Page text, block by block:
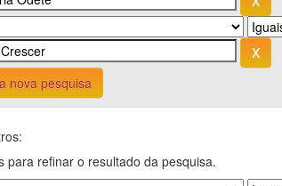
nova pesquisa
para refinar o resultado da pesquisa.